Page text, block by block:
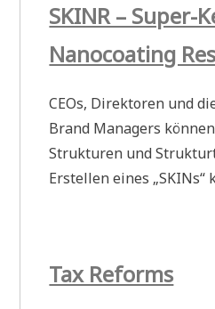
SKINR – Super-
Nanocoating
CEOs, Direktoren und
Brand Managers
Strukturen und
Erstellen eines „SKINs“
Tax Reforms